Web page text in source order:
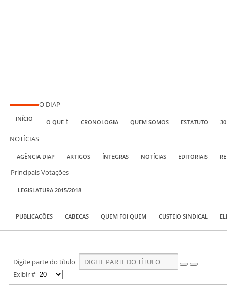
INÍCIO
O DIAP
O QUE É CRONOLOGIA QUEM SOMOS ESTATUTO
NOTÍCIAS
AGÊNCIA DIAP ARTIGOS ÍNTEGRAS NOTÍCIAS EDITORIAIS
Principais Votações
LEGISLATURA 2015/2018
PUBLICAÇÕES CABEÇAS QUEM FOI QUEM CUSTEIO SINDICAL
Digite parte do título
Exibir #